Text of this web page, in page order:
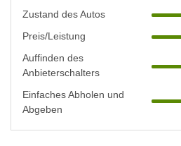
Zustand des Autos
Preis/Leistung
Auffinden des
Anbieterschalters
Einfaches Abholen und
Abgeben